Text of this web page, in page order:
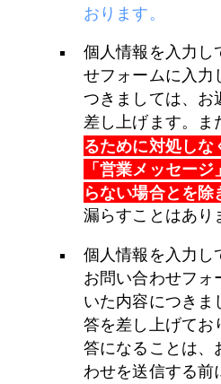
おります。
個人情報を入力し
せフォームに入力
つきましては、お
差し上げます。ま
るために対処しな
「営業メッセー
らない場合とを除
漏らすことはあり
個人情報を入力し
お問い合わせフォ
いた内容につきま
答を差し上げてお
答になることは、
わせを送信する前